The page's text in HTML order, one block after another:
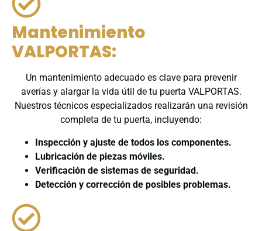
Mantenimiento
VALPORTAS:
Un mantenimiento adecuado es clave para prevenir
averías y alargar la vida útil de tu puerta VALPORTAS.
Nuestros técnicos especializados realizarán una revisión
completa de tu puerta, incluyendo:
Inspección y ajuste de todos los componentes.
Lubricación de piezas móviles.
Verificación de sistemas de seguridad.
Detección y corrección de posibles problemas.